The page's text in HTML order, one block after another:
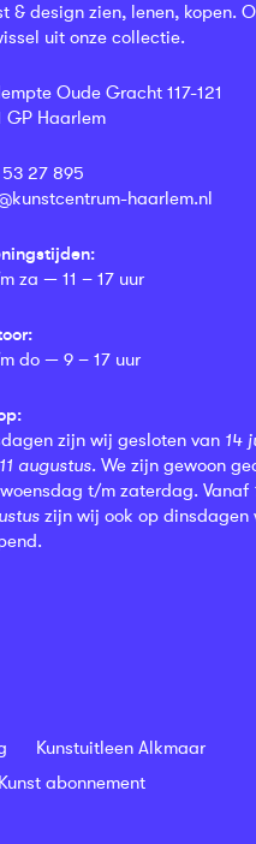
& design zien, lenen, kopen.
uit onze collectie.
Oude Gracht 117-121
GP Haarlem
27 895
haarlem.nl
za — 11 – 17 uur
do — 9 – 17 uur
zijn wij gesloten van 14
augustus. We zijn gewoon
t/m zaterdag. Vanaf
zijn wij ook op dinsdagen
Kunstuitleen Alkmaar
Kunst abonnement